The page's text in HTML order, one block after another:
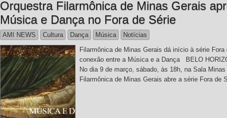
Orquestra Filarmônica de Minas Gerais
Música e Dança no Fora de Série
AMI NEWS Cultura Dança Música
Notícias
Filarmônica de Minas Gerais dá início à série Fora
conexão entre a Música e a Dança BELO
No dia 9 de março, sábado, às 18h, na Sala
Filarmônica de Minas Gerais abre a série Fora de